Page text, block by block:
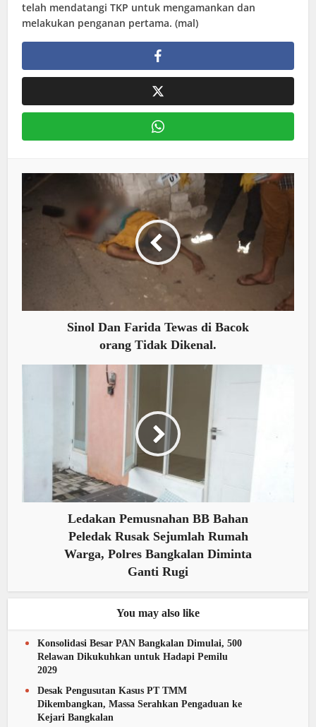
telah mendatangi TKP untuk mengamankan dan
melakukan penganan pertama. (mal)
Sinol Dan Farida Tewas di Bacok
orang Tidak Dikenal.
Ledakan Pemusnahan BB Bahan
Peledak Rusak Sejumlah Rumah
Warga, Polres Bangkalan Diminta
Ganti Rugi
You may also like
Konsolidasi Besar PAN Bangkalan Dimulai, 500
Relawan Dikukuhkan untuk Hadapi Pemilu
2029
Desak Pengusutan Kasus PT TMM
Dikembangkan, Massa Serahkan Pengaduan ke
Kejari Bangkalan